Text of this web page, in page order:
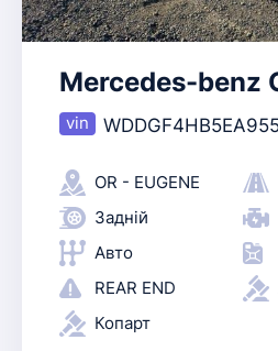
Mercedes-benz
OR - EUGENE
Задній
Авто
REAR END
Копарт